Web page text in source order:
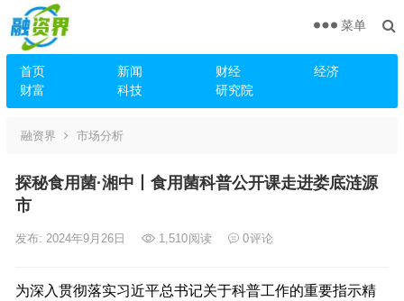
首页 新闻 财经
经济
财富
科技 研究院
菜单
融资界 市场分析
探秘食用菌·湘中丨食用菌科普公开课走进娄底涟源
市
发布: 2024年9月26日 1,510阅读 0评论
为深入贯彻落实习近平总书记关于科普工作的重要指示精